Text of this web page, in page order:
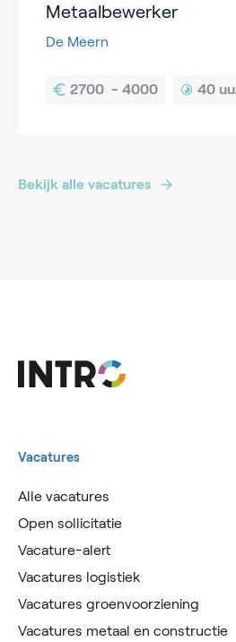
Metaalbewerker
De Meern
40
Bekijk alle vacatures
Vacatures
Alle vacatures
Open sollicitatie
Vacature-alert
Vacatures logistiek
Vacatures groenvoorziening
Vacatures metaal en constructie